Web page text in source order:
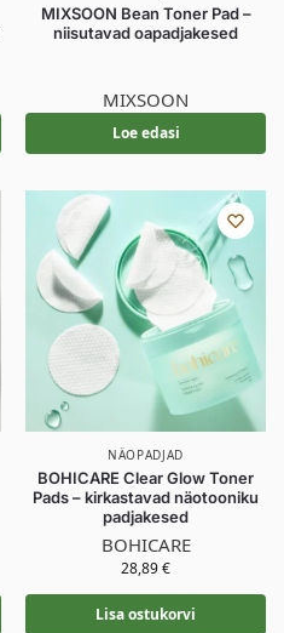
MIXSOON Bean Toner Pad –
niisutavad oapadjakesed
MIXSOON
Loe edasi
NÄOPADJAD
BOHICARE Clear Glow Toner
Pads – kirkastavad näotooniku
padjakesed
BOHICARE
28,89€
Lisa ostukorvi